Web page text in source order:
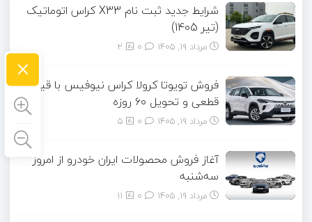
5
شرایط جدید ثبت نام X33 کراس اتوماتیک
(تیر 1405)
مرداد ۱۹, ۱۴۰۵ 2
فروش تویوتا کرولا کراس نیوفیس با قیمت
قطعی و تحویل ۶۰ روزه
مرداد ۱۹, ۱۴۰۵ 5
آغاز فروش محصولات ایران خودرو از امروز
سه‌شنبه
مرداد ۱۹, ۱۴۰۵ 11
×